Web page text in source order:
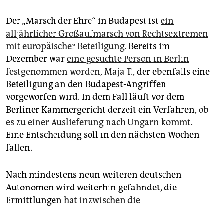
Der „Marsch der Ehre“ in Budapest ist ein
alljährlicher Großaufmarsch von Rechtsextremen
mit europäischer Beteiligung. Bereits im
Dezember wareine gesuchte Person in Berlin
festgenommen worden, Maja T., der ebenfalls eine
Beteiligung an den Budapest-Angriffen
vorgeworfen wird. In dem Fall läuft vor dem
Berliner Kammergericht derzeit ein Verfahren, ob
es zu einer Auslieferung nach Ungarn kommt.
Eine Entscheidung soll in den nächsten Wochen
fallen.
Nach mindestens neun weiteren deutschen
Autonomen wird weiterhin gefahndet, die
Ermittlungen hat inzwischen die